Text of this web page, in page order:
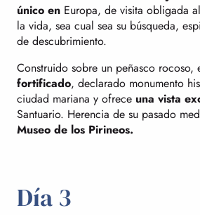
único en Europa, de visita obligada
la vida, sea cual sea su búsqueda,
de descubrimiento.
Construido sobre un peñasco rocoso,
fortificado, declarado monumento
ciudad mariana y ofrece una vista
Santuario. Herencia de su pasado
Museo de los Pirineos.
Día 3